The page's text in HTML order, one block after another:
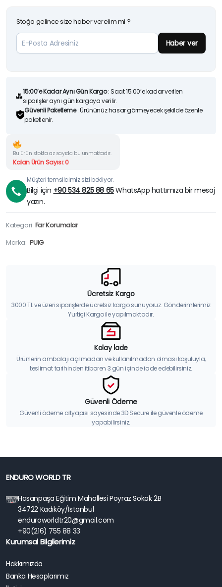
Stoğa gelince size haber verelim mi ?
Haber ver
15:00’e Kadar Aynı Gün Kargo: Saat 15:00’e kadar verilen
siparişler aynı gün kargoya verilir.
Güvenli Paketleme: Ürününüz hasar görmeyecek şekilde özenle
paketlenir.
Bu ürün stokta az sayıda bulunmaktadır.
Kalan Ürün Sayısı: 0
Müşteri temsilcimiz sizi bekliyor.
Bilgi için +90 534 825 88 65WhatsApp hattımıza bir mesaj
yazın.
Kategori Far Korumalar
Marka: PUIG
Ücretsiz Kargo
3000 TL ve üzeri siparişlerde ücretsiz kargo sunuyoruz. Gönderimlerimiz
Yurtiçi Kargo ile yapılmaktadır.
Kolay İade
Ürünlerin ambalajı açılmadan ve kullanılmadan olması koşuluyla,
teslimat tarihinden itibaren 3 gün içinde iade edebilirsiniz.
Güvenli Ödeme
Güvenli ödeme altyapısı sayesinde 3D Secure ile güvenle ödeme
yapabilirsiniz.
ENDURO WORLD TR
Hasanpaşa Eğitim Mahallesi Poyraz Sokak 2B
34722 Kadıköy/İstanbul
enduroworldtr20@gmail.com
+90(216) 755 88 33
Kurumsal Bilgilerimiz
Hakkımızda
Banka Hesaplarımız